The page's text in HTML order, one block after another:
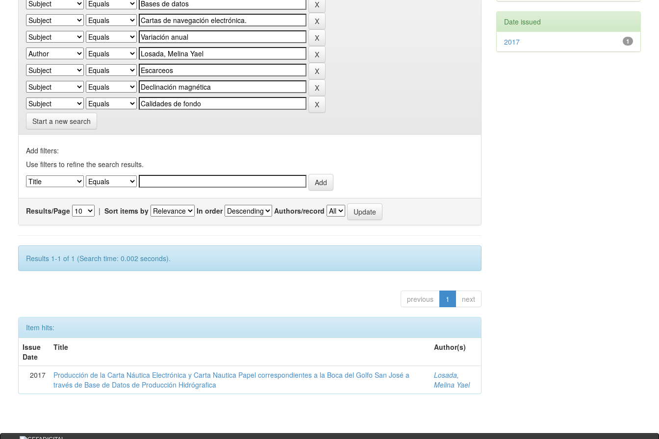
Start a new search
Add filters:
Use filters to refine the search results.
Results/Page | Sort items by In order Authors/record
Results 1-1 of 1 (Search time: 0.002 seconds).
previous 1 next
Item hits:
Issue
Date
Title Author(s)
2017
Producción de la Carta Náutica Electrónica y Carta Nautica Papel correspondientes a la Boca del Golfo San José a
través de Base de Datos de Producción Hidrógrafica
Losada,
Melina Yael
Date issued
1
2017